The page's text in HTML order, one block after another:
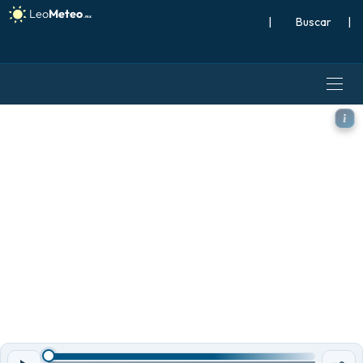
| |
ECMWF AIFS 0.25° [IA]